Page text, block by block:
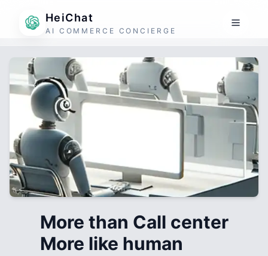
HeiChat
AI COMMERCE CONCIERGE
More than Call center
More like human